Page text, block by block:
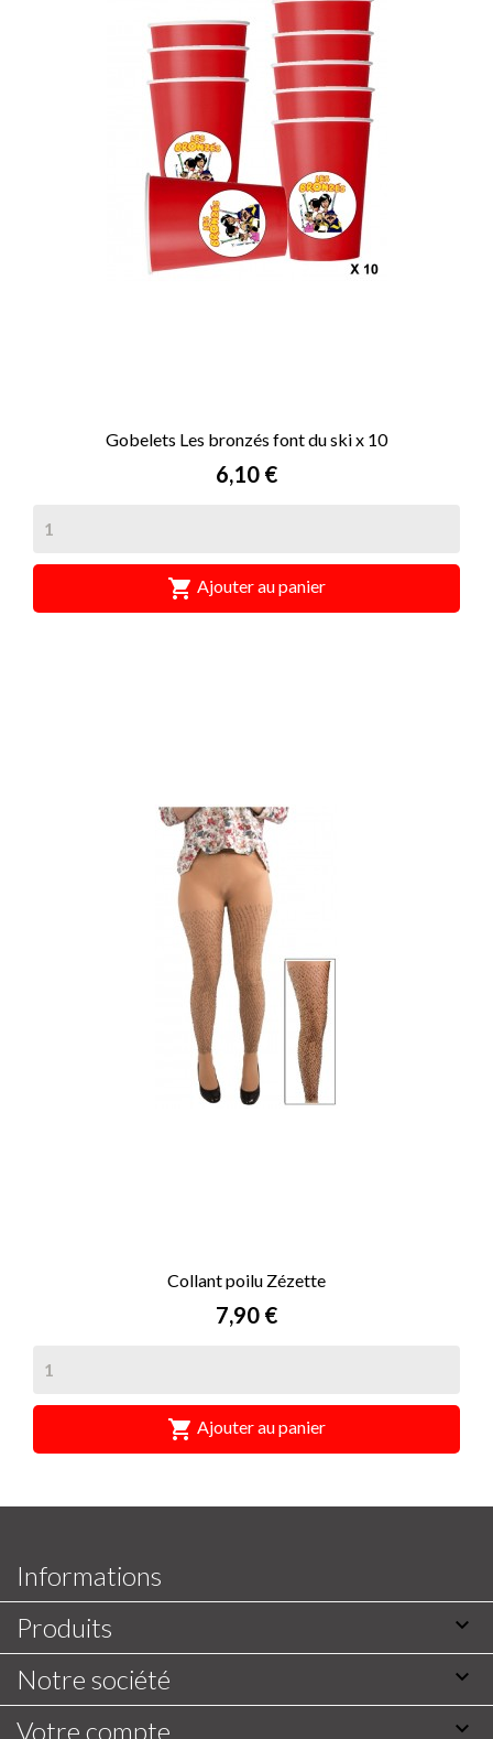
Gobelets Les bronzés font du ski x 10
Prix
6,10 €
 Ajouter au panier
Collant poilu Zézette
Prix
7,90 €
 Ajouter au panier
Informations
Produits

Notre société 
Votre compte 